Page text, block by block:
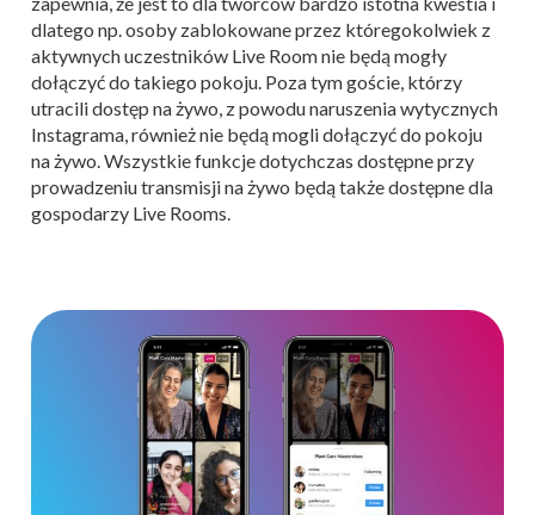
dlatego np. osoby zablokowane przez któregokolwiek z
aktywnych uczestników Live Room nie będą mogły
dołączyć do takiego pokoju. Poza tym goście, którzy
utracili dostęp na żywo, z powodu naruszenia wytycznych
Instagrama, również nie będą mogli dołączyć do pokoju
na żywo. Wszystkie funkcje dotychczas dostępne przy
prowadzeniu transmisji na żywo będą także dostępne dla
gospodarzy Live Rooms.